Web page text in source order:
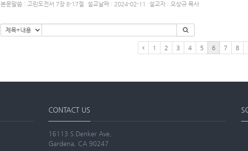
본문말씀 : 고린도전서 7장 8-17절 설교날짜 : 2024-02-11 설교자 : 오상규 목사
1 2 3 4 5 6 7 8
CONTACT US
16113 S.Denker Ave,
Gardena, CA 90247